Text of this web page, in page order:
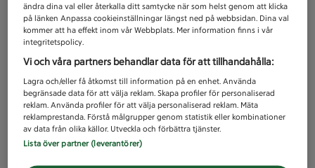
ändra dina val eller återkalla ditt samtycke när som helst genom att klicka
på länken Anpassa cookieinställningar längst ned på webbsidan. Dina val
kommer att ha effekt inom vår Webbplats. Mer information finns i vår
integritetspolicy.
Vi och våra partners behandlar data för att tillhandahålla:
Lagra och/eller få åtkomst till information på en enhet. Använda
begränsade data för att välja reklam. Skapa profiler för personaliserad
reklam. Använda profiler för att välja personaliserad reklam. Mäta
reklamprestanda. Förstå målgrupper genom statistik eller kombinationer
av data från olika källor. Utveckla och förbättra tjänster.
Lista över partner (leverantörer)